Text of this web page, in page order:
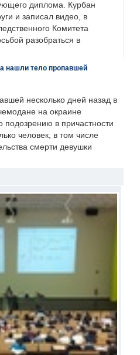
диплома. Курбан
и записал видео, в
Комитета
разобраться в
нашли тело пропавшей
несколько дней назад в
на окраине
подозрению в причастности
человек, в том числе
смерти девушки